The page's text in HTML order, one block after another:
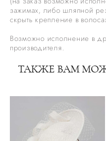
зажимах, либо шляпной
скрыть крепление в
Возможно исполнение в
производителя.
ТАКЖЕ ВАМ